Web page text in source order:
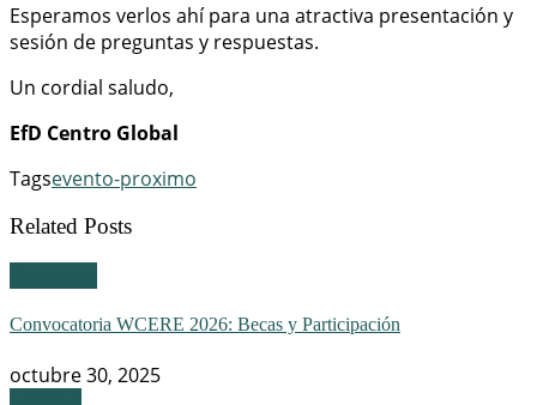
Esperamos verlos ahí para una atractiva presentación y
sesión de preguntas y respuestas.
Un cordial saludo,
EfD Centro Global
Tagsevento-proximo
Related Posts
Convocatoria WCERE 2026: Becas y Participación
octubre 30, 2025